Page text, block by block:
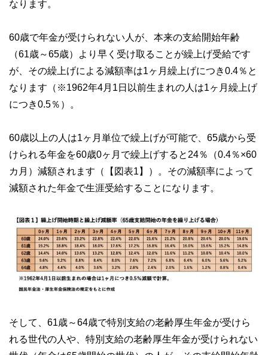
なります。
60歳で年金が受けられない人が、本来の支給開始年齢
（61歳～65歳）より早く受け取ることが繰上げ受給です
が、その繰上げによる減額率は1ヶ月繰上げにつき0.4％と
なります（※1962年4月1日以前生まれの人は1ヶ月繰上げ
につき0.5％）。
60歳以上の人は1ヶ月単位で繰上げが可能で、65歳から受
けられる年金を60歳0ヶ月で繰上げすると24％（0.4％×60
カ月）減額されます（【図表1】）。その減額率によって
減額された年金で生涯受給することになります。
そして、61歳～64歳で特別支給の老齢厚生年金が受けら
れる世代の人や、特別支給の老齢厚生年金が受けられない